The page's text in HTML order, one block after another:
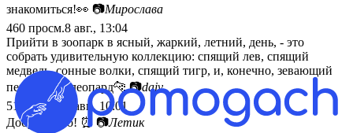
знакомиться!👀 📷Мирослава
460 просм.8 авг., 13:04
Прийти в зоопарк в ясный, жаркий, летний, день, - это
собрать удивительную коллекцию: спящий лев, спящий
медведь, сонные волки, спящий тигр, и, конечно, зевающий
перед сном леопард🐆 📷daiv
513
просм.
8 авг., 10:01
Доброе утро! ⏰ 📷Летик